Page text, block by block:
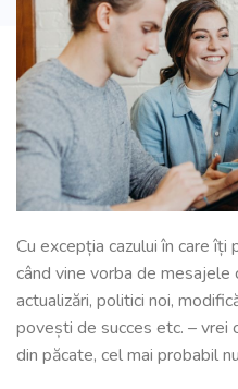
Cu excepția cazului în care
când vine vorba de mesajele
actualizări, politici noi,
povești de succes etc. – vrei
din păcate, cel mai probabil